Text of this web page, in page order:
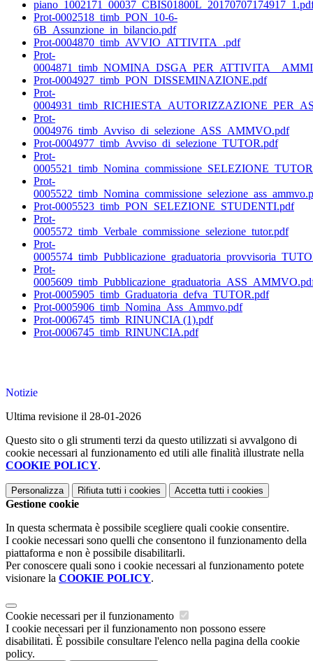
Prot-0002518_timb_PON_10-6-
6B_Assunzione_in_bilancio.pdf
Prot-0004870_timb_AVVIO_ATTIVITA_.pdf
Prot-
Prot-0004927_timb_PON_DISSEMINAZIONE.pdf
Prot-
Prot-
0004976_timb_Avviso_di_selezione_ASS_AMMVO.pdf
Prot-0004977_timb_Avviso_di_selezione_TUTOR.pdf
Prot-
Prot-
Prot-0005523_timb_PON_SELEZIONE_STUDENTI.pdf
Prot-
0005572_timb_Verbale_commissione_selezione_tutor.pdf
Prot-
Prot-
Prot-0005905_timb_Graduatoria_defva_TUTOR.pdf
Prot-0005906_timb_Nomina_Ass_Ammvo.pdf
Prot-0006745_timb_RINUNCIA (1).pdf
Prot-0006745_timb_RINUNCIA.pdf
Notizie
Ultima revisione il 28-01-2026
Questo sito o gli strumenti terzi da questo utilizzati si avvalgono di
cookie necessari al funzionamento ed utili alle finalità illustrate nella
COOKIE POLICY.
Personalizza Rifiuta tutti i cookies Accetta tutti i cookies
Gestione cookie
In questa schermata è possibile scegliere quali cookie consentire.
I cookie necessari sono quelli che consentono il funzionamento della
piattaforma e non è possibile disabilitarli.
Per conoscere quali sono i cookie necessari al funzionamento potete
visionare la COOKIE POLICY.
Cookie necessari per il funzionamento
I cookie necessari per il funzionamento non possono essere
disabilitati. È possibile consultare l'elenco nella pagina della cookie
policy.